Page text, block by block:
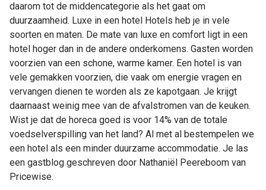
daarom tot de middencategorie als het gaat om
duurzaamheid. Luxe in een hotel Hotels heb je in vele
soorten en maten. De mate van luxe en comfort ligt in een
hotel hoger dan in de andere onderkomens. Gasten worden
voorzien van een schone, warme kamer. Een hotel is van
vele gemakken voorzien, die vaak om energie vragen en
vervangen dienen te worden als ze kapotgaan. Je krijgt
daarnaast weinig mee van de afvalstromen van de keuken.
Wist je dat de horeca goed is voor 14% van de totale
voedselverspilling van het land? Al met al bestempelen we
een hotel als een minder duurzame accommodatie. Je las
een gastblog geschreven door Nathaniël Peereboom van
Pricewise.